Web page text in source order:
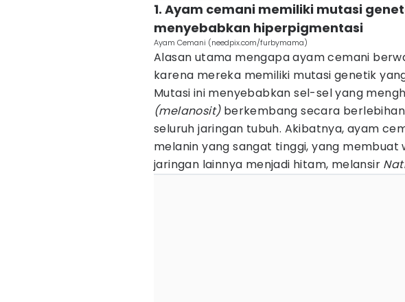
1. Ayam cemani memiliki mutasi
menyebabkan hiperpigmentasi
Ayam Cemani (needpix.com/furbymama)
Alasan utama mengapa ayam cemani
karena mereka memiliki mutasi genetik
Mutasi ini menyebabkan sel-sel yang
(melanosit)berkembang secara
seluruh jaringan tubuh. Akibatnya, ayam
melanin yang sangat tinggi, yang membuat
jaringan lainnya menjadi hitam, melansir